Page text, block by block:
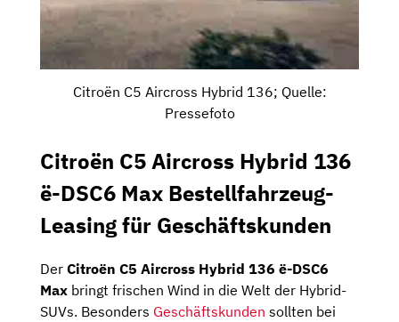
Citroën C5 Aircross Hybrid 136; Quelle:
Pressefoto
Citroën C5 Aircross Hybrid 136
ë-DSC6 Max Bestellfahrzeug-
Leasing für Geschäftskunden
Der Citroën C5 Aircross Hybrid 136 ë-DSC6
Max bringt frischen Wind in die Welt der Hybrid-
SUVs. Besonders Geschäftskunden sollten bei